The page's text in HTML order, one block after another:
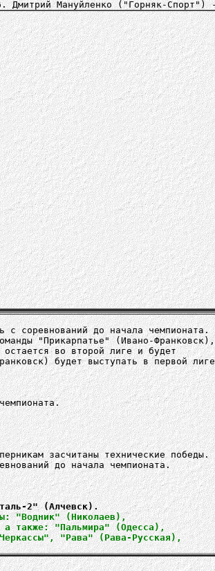
соревнований до начала чемпионата.
"Прикарпатье" (Ивано-Франковск),
во второй лиге и будет
будет выступать в первой лиге
засчитаны технические победы.
до начала чемпионата.
"Водник" (Николаев),
а также: "Пальмира" (Одесса),
"Рава" (Рава-Русская),